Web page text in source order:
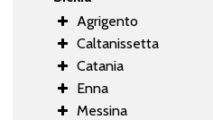
Agrigento
Caltanissetta
Catania
Enna
Messina